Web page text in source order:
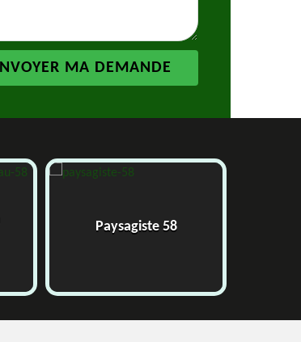
Paysagiste 58